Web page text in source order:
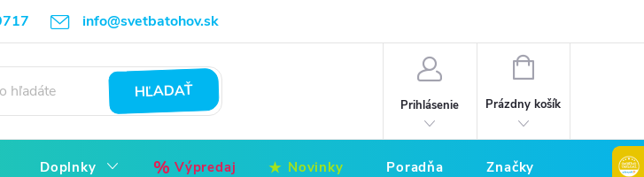
info@svetbatohov.sk
Napíšte nám Reklamácia bez starostí
HĽADAŤ
Prihlásenie
NÁKUPNÝ
Prázdny košík
Doplnky Výpredaj Novinky Poradňa Značky